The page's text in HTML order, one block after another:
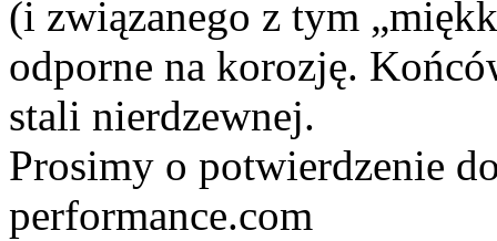
(i związanego z tym
odporne na korozję.
stali nierdzewnej.
Prosimy o potwierdzenie
performance.com